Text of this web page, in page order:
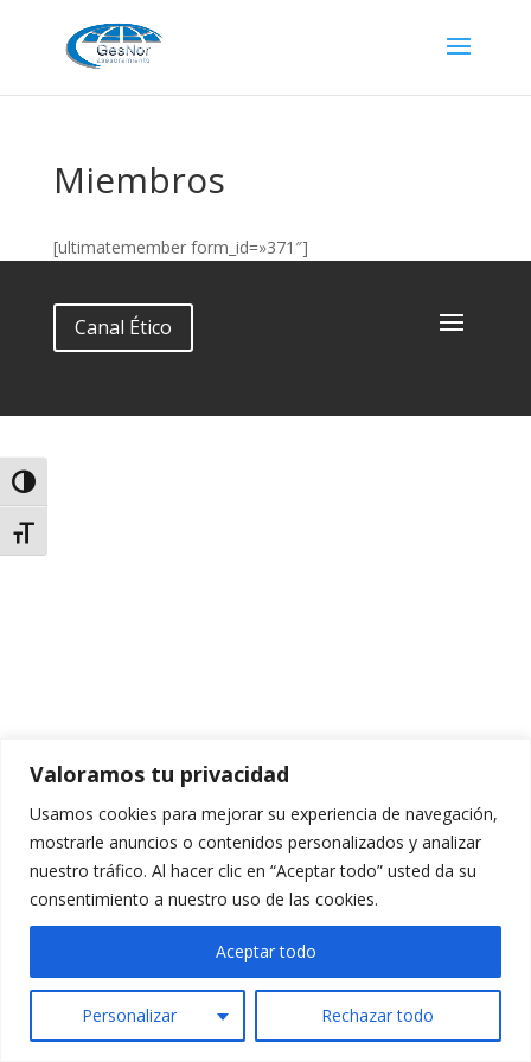
Valoramos tu privacidad
Usamos cookies para mejorar su experiencia de navegación,
mostrarle anuncios o contenidos personalizados y analizar
nuestro tráfico. Al hacer clic en “Aceptar todo” usted da su
consentimiento a nuestro uso de las cookies.
Personalizar Rechazar todo
Aceptar todo
Alternar alto contraste
Alternar tamaño de letra
Miembros
[ultimatemember form_id=»371″]
Canal Ético